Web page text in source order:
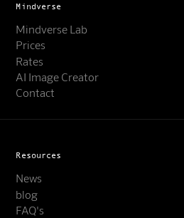
Mindverse
Mindverse Lab
Prices
Rates
AI Image Creator
Contact
Resources
News
blog
FAQ's